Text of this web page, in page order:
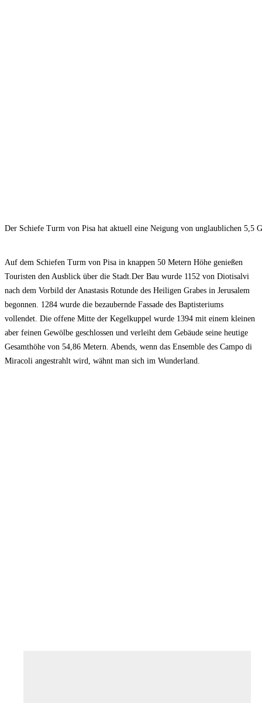
Der Schiefe Turm von Pisa hat aktuell eine Neigung von unglaublichen 5,5
Auf dem Schiefen Turm von Pisa in knappen 50 Metern Höhe genießen
Touristen den Ausblick über die Stadt.Der Bau wurde 1152 von Diotisalvi
nach dem Vorbild der Anastasis Rotunde des Heiligen Grabes in Jerusalem
begonnen. 1284 wurde die bezaubernde Fassade des Baptisteriums
vollendet. Die offene Mitte der Kegelkuppel wurde 1394 mit einem kleinen
aber feinen Gewölbe geschlossen und verleiht dem Gebäude seine heutige
Gesamthöhe von 54,86 Metern. Abends, wenn das Ensemble des Campo di
Miracoli angestrahlt wird, wähnt man sich im Wunderland.